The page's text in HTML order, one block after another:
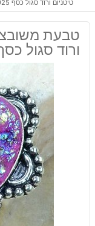
טיטניום ורוד סגול כסף 925 מידה: 9.5
טבעת
ורוד סגול כסף 925 מידה: